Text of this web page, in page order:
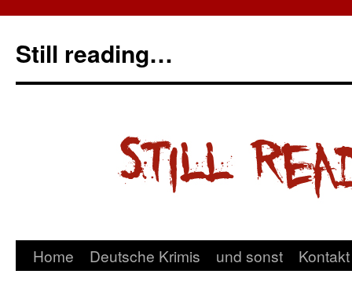
Still reading…
Home Deutsche Krimis und sonst Kontakt